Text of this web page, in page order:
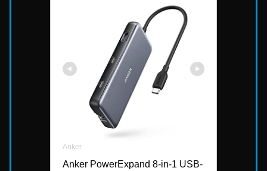
Anker
Anker PowerExpand 8-in-1 USB-